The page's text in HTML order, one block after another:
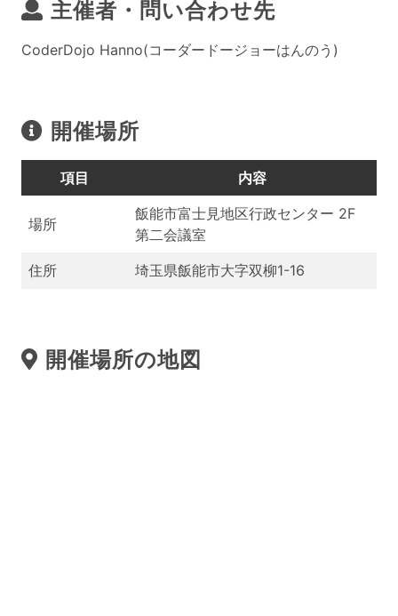
主催者・問い合わせ先
CoderDojo Hanno(コーダードージョーはんのう)
開催場所
項目 内容
場所
飯能市富士見地区行政センター 2F
第二会議室
住所
埼玉県飯能市大字双柳1-16
開催場所の地図